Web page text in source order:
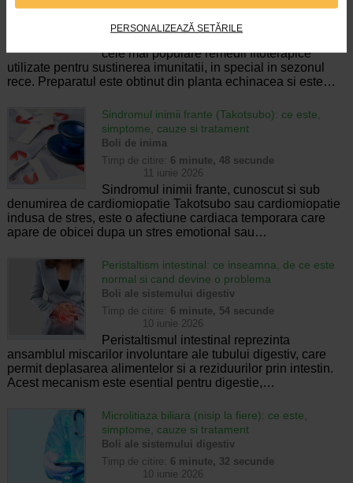
PERSONALIZEAZĂ SETĂRILE
Timp de citire:6 minute, 48 secunde
11 iunie 2026
cele mai populare remedii fitoterapice
utilizate pentru sustinerea imunitatii, in special in sezonul
rece. Preparatul este obtinut din planta echinacea si este…
Sindromul inimii frante (Takotsubo): ce este,
simptome, cauze si tratament
Boli de inima
Timp de citire: 6 minute, 48 secunde
11 iunie 2026
Sindromul inimii frante, cunoscut si sub
denumirea de cardiomiopatie Takotsubo sau cardiomiopatie
indusa de stres, este o afectiune cardiaca temporara care
apare de obicei dupa un stres emotional sau…
Peristaltism intestinal: ce inseamna, de ce este
normal si cand devine o problema
Boli ale sistemului digestiv
Timp de citire: 6 minute, 54 secunde
10 iunie 2026
Peristaltismul intestinal reprezinta
ansamblul miscarilor involuntare ale tubului digestiv, care
permit deplasarea alimentelor si a reziduurilor prin intestin.
Acest mecanism este esential pentru digestie,…
Microlitiaza biliara (nisip la fiere): ce este,
simptome, cauze si tratament
Boli ale sistemului digestiv
Timp de citire: 6 minute, 32 secunde
10 iunie 2026